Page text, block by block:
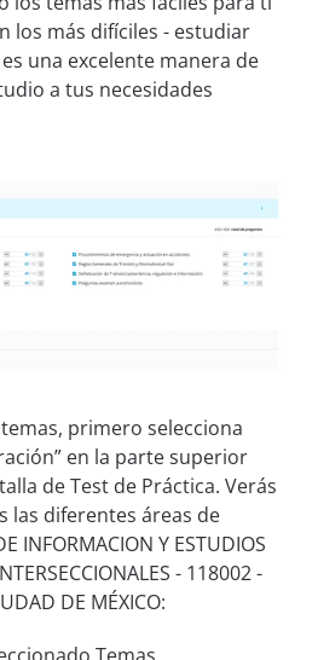
los más difíciles - estudiar
una excelente manera de
a tus necesidades
primero selecciona
en la parte superior
de Test de Práctica. Verás
las diferentes áreas de
INFORMACION Y ESTUDIOS
- 118002 -
DE MÉXICO: